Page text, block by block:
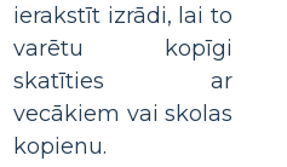
ierakstīt izrādi, lai to
varētu kopīgi
skatīties ar
vecākiem vai skolas
kopienu.